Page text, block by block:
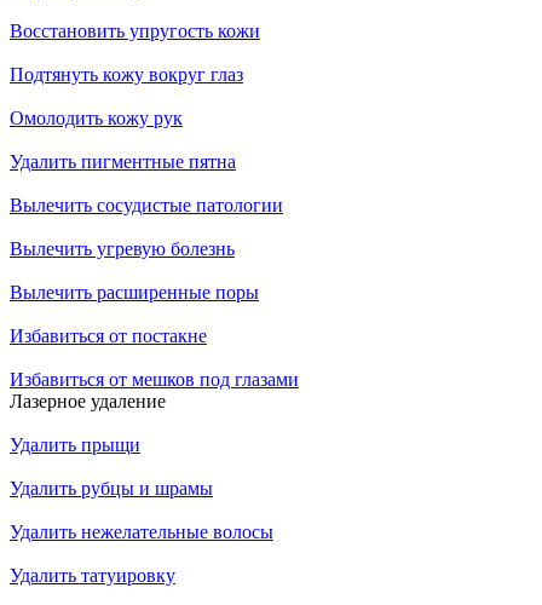
Восстановить упругость кожи
Подтянуть кожу вокруг глаз
Омолодить кожу рук
Удалить пигментные пятна
Вылечить сосудистые патологии
Вылечить угревую болезнь
Вылечить расширенные поры
Избавиться от постакне
Избавиться от мешков под глазами
Лазерное удаление
Удалить прыщи
Удалить рубцы и шрамы
Удалить нежелательные волосы
Удалить татуировку